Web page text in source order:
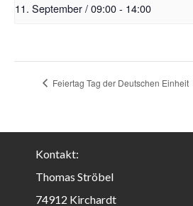
11. September / 09:00- 14:00
Feiertag Tag der Deutschen Einheit
Kontakt:
Thomas Ströbel
74912 Kirchardt